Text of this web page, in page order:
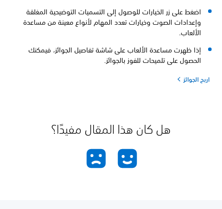
اضغط على زر الخيارات للوصول إلى التسميات التوضيحية المغلقة
وإعدادات الصوت وخيارات تعدد المهام لأنواع معينة من مساعدة
الألعاب.
إذا ظهرت مساعدة الألعاب على شاشة تفاصيل الجوائز، فيمكنك
الحصول على تلميحات للفوز بالجوائز.
اربح الجوائز
هل كان هذا المقال مفيدًا؟